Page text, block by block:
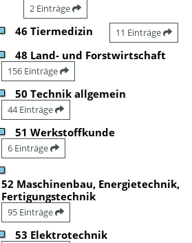
2 Einträge
46 Tiermedizin 11 Einträge
48 Land- und Forstwirtschaft
156 Einträge
50 Technik allgemein
44 Einträge
51 Werkstoffkunde
6 Einträge
52 Maschinenbau, Energietechnik,
Fertigungstechnik
95 Einträge
53 Elektrotechnik